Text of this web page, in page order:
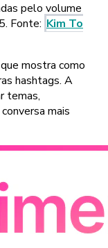
pelo volume
Fonte: Kim To
mostra como
hashtags. A
temas,
mais